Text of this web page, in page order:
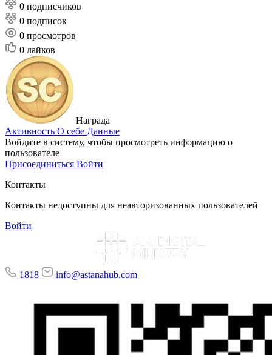
0 подписчиков
0 подписок
0 просмотров
0 лайков
Награда
Активность О себе Данные
Войдите в систему, чтобы просмотреть информацию о
пользователе
Присоединиться Войти
Контакты
Контакты недоступны для неавторизованных пользователей
Войти
1818 info@astanahub.com